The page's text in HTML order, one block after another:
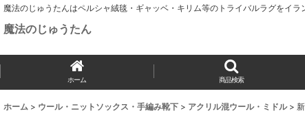
魔法のじゅうたんはペルシャ絨毯・ギャッベ・キリム等のトライバルラグをイ
魔法のじゅうたん
ホーム 商品検索
ホーム > ウール・ニットソックス・手編み靴下 > アクリル混ウール・ミドル >